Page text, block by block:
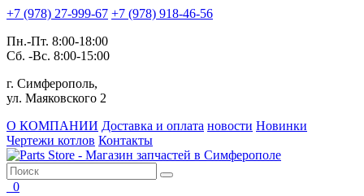
+7 (978) 27-999-67 +7 (978) 918-46-56
Пн.-Пт. 8:00-18:00
Сб. -Вс. 8:00-15:00
г. Симферополь,
ул. Маяковского 2
О КОМПАНИИ Доставка и оплата новости Новинки
Чертежи котлов Контакты
0